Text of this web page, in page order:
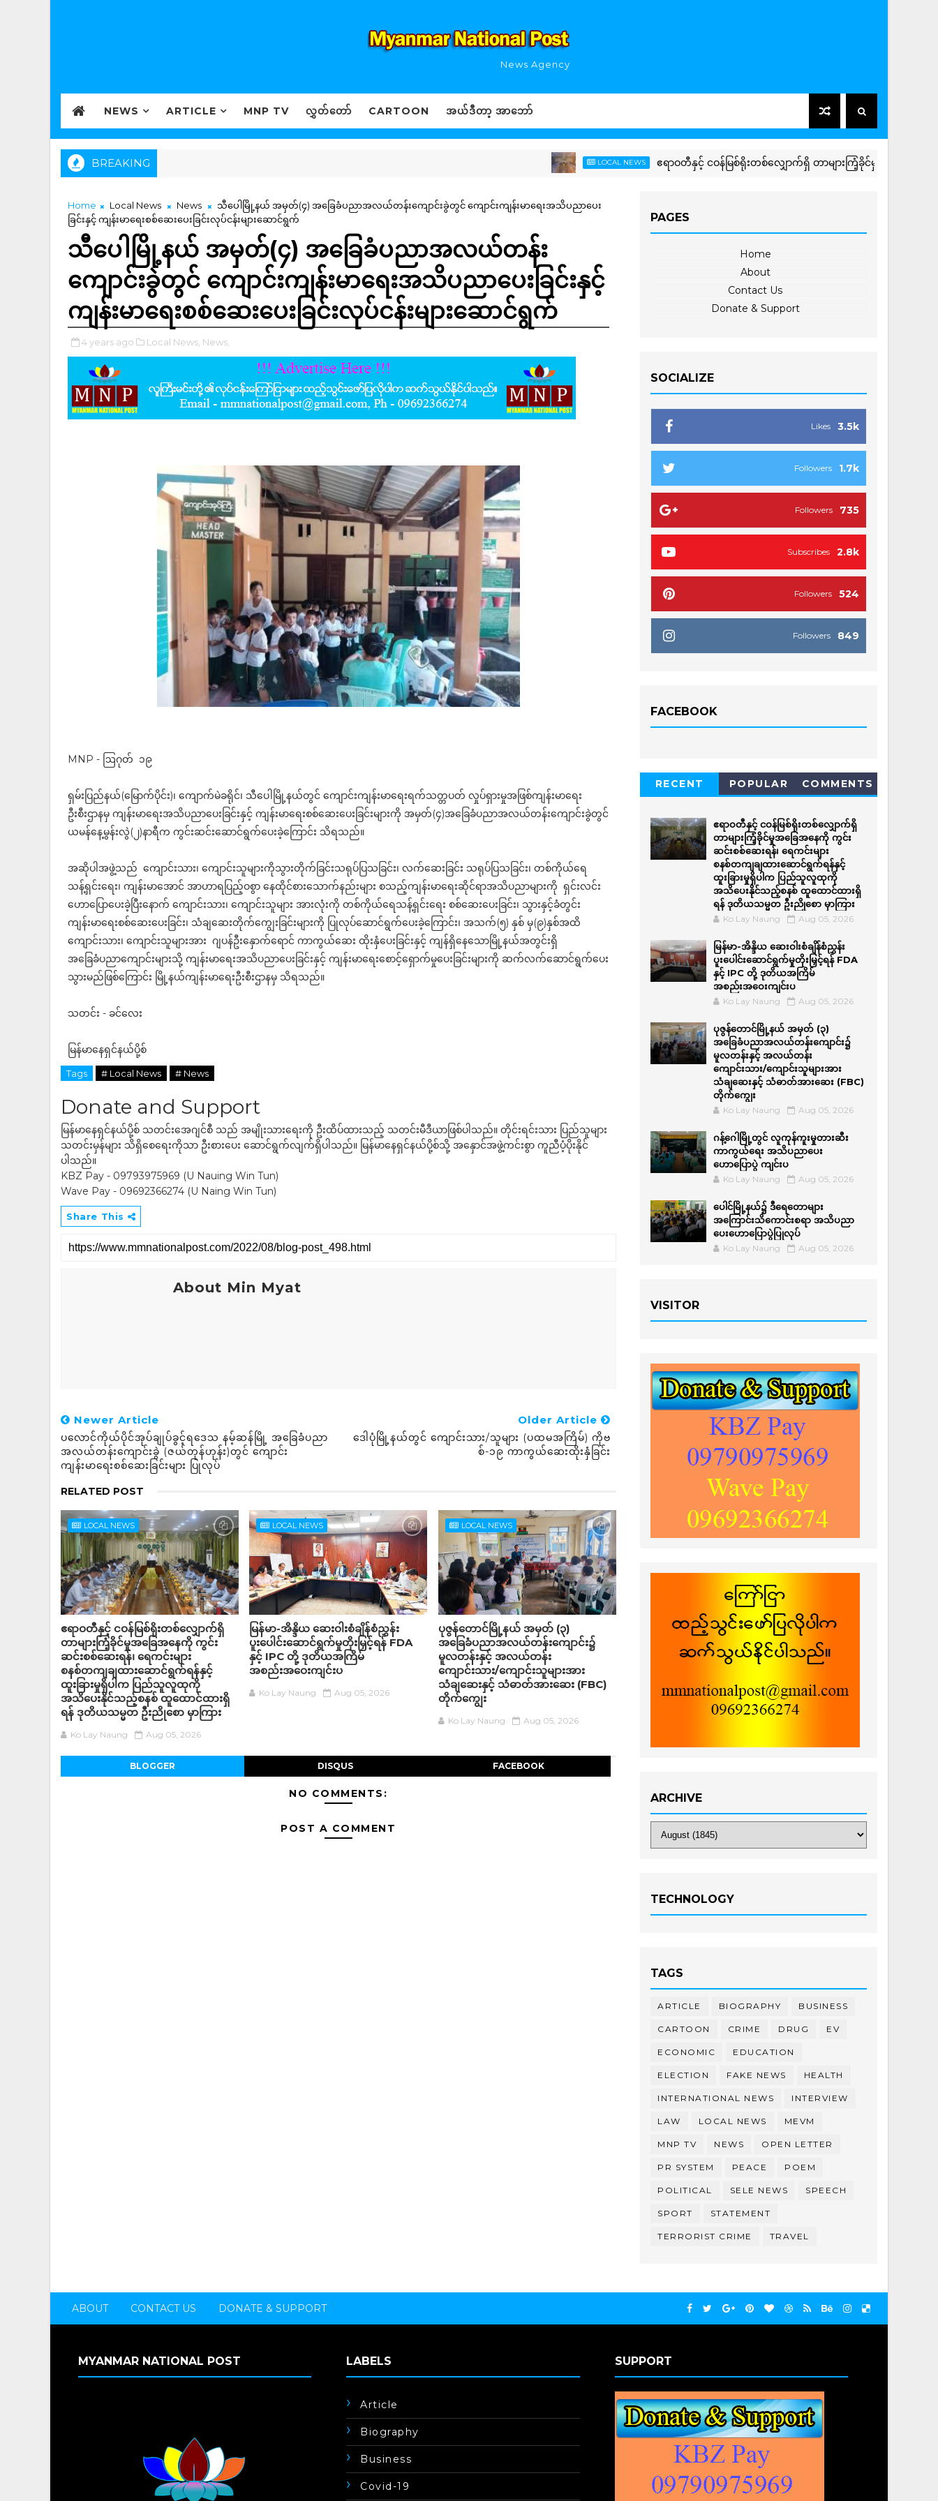
News Agency
NEWS ARTICLE MNP TV လွှတ်တော် CARTOON အယ်ဒီတာ့ အာဘော်
BREAKING LOCAL NEWS ဧရာဝတီနှင့် ငဝန်မြစ်ရိုးတစ်လျှောက်ရှိ တာများကြံ့ခိုင်မှုအခြေအနေကို ကွင်
Home Local News News
သီပေါမြို့နယ် အမှတ်(၄) အခြေခံပညာအလယ်တန်းကျောင်းခွဲတွင် ကျောင်းကျန်းမာရေးအသိပညာပေး
ခြင်းနှင့် ကျန်းမာရေးစစ်ဆေးပေးခြင်းလုပ်ငန်းများဆောင်ရွက်
သီပေါမြို့နယ် အမှတ်(၄) အခြေခံပညာအလယ်တန်း
ကျောင်းခွဲတွင် ကျောင်းကျန်းမာရေးအသိပညာပေးခြင်းနှင့်
ကျန်းမာရေးစစ်ဆေးပေးခြင်းလုပ်ငန်းများဆောင်ရွက်
4 years ago Local News, News,
MNP - ဩဂုတ် ၁၉
ရှမ်းပြည်နယ်(မြောက်ပိုင်း)၊ ကျောက်မဲခရိုင်၊ သီပေါမြို့နယ်တွင် ကျောင်းကျန်းမာရေးရက်သတ္တပတ် လှုပ်ရှားမှုအဖြစ်ကျန်းမာရေး
ဦးစီးဌာနမှ ကျန်းမာရေးအသိပညာပေးခြင်းနှင့် ကျန်းမာရေးစစ်ဆေးပေးခြင်းများကို အမှတ်(၄)အခြေခံပညာအလယ်တန်းကျောင်းခွဲတွင်
ယမန်နေ့မွန်းလွဲ(၂)နာရီက ကွင်းဆင်းဆောင်ရွက်ပေးခဲ့ကြောင်း သိရသည်။
အဆိုပါအဖွဲ့သည် ကျောင်းသား၊ ကျောင်းသူများကိုသွားတိုက်ခြင်းသရုပ်ပြသခြင်း၊ လက်ဆေးခြင်း သရုပ်ပြသခြင်း၊ တစ်ကိုယ်ရေ
သန့်ရှင်းရေး၊ ကျန်းမာအောင် အာဟာရပြည့်ဝစွာ နေထိုင်စားသောက်နည်းများ စသည့်ကျန်းမာရေးဆိုင်ရာအသိပညာများကို ရှင်းလင်း
ဟောပြောပေးခဲ့ပြီးနောက် ကျောင်းသား၊ ကျောင်းသူများ အားလုံးကို တစ်ကိုယ်ရေသန့်ရှင်းရေး စစ်ဆေးပေးခြင်း၊ သွားနှင့်ခံတွင်း
ကျန်းမာရေးစစ်ဆေးပေးခြင်း၊ သံချဆေးတိုက်ကျွေးခြင်းများကို ပြုလုပ်ဆောင်ရွက်ပေးခဲ့ကြောင်း၊ အသက်(၅) နှစ် မှ(၉)နှစ်အထိ
ကျောင်းသား၊ ကျောင်းသူများအား ဂျပန်ဦးနှောက်ရောင် ကာကွယ်ဆေး ထိုးနှံပေးခြင်းနှင့် ကျန်ရှိနေသောမြို့နယ်အတွင်းရှိ
အခြေခံပညာကျောင်းများသို့ ကျန်းမာရေးအသိပညာပေးခြင်းနှင့် ကျန်းမာရေးစောင့်ရှောက်မှုပေးခြင်းများကို ဆက်လက်ဆောင်ရွက်ပေး
သွားမည်‌ဖြစ်ကြောင်း မြို့နယ်ကျန်းမာရေးဦးစီးဌာနမှ သိရသည်။
သတင်း - ခင်လေး
မြန်မာနေရှင်နယ်ပို့စ်
Tags # Local News # News
Donate and Support
မြန်မာနေရှင်နယ်ပို့စ် သတင်းအေဂျင်စီ သည် အမျိုးသားရေးကို ဦးထိပ်ထားသည့် သတင်းမီဒီယာဖြစ်ပါသည်။ တိုင်းရင်းသား ပြည်သူများ
သတင်းမှန်များ သိရှိစေရေးကိုသာ ဦးစားပေး ဆောင်ရွက်လျက်ရှိပါသည်။ မြန်မာနေရှင်နယ်ပို့စ်သို့ အနှောင်အဖွဲ့ကင်းစွာ ကူညီပံ့ပိုးနိုင်
ပါသည်။
KBZ Pay - 09793975969 (U Nauing Win Tun)
Wave Pay - 09692366274 (U Naing Win Tun)
Share This
About Min Myat
Newer Article
ပလောင်ကိုယ်ပိုင်အုပ်ချုပ်ခွင့်ရဒေသ နမ့်ဆန်မြို့ အခြေခံပညာ
အလယ်တန်းကျောင်းခွဲ (ဇယ်တုန်ဟုန်း)တွင် ကျောင်း
ကျန်းမာရေးစစ်ဆေးခြင်းများ ပြုလုပ်
Older Article
ဒေါပုံမြို့နယ်တွင် ကျောင်းသား/သူများ (ပထမအကြိမ်) ကိုဗ
စ်-၁၉ ကာကွယ်ဆေးထိုးနှံ‌ခြင်း
RELATED POST
LOCAL NEWS
ဧရာဝတီနှင့် ငဝန်မြစ်ရိုးတစ်လျှောက်ရှိ
တာများကြံ့ခိုင်မှုအခြေအနေကို ကွင်း
ဆင်းစစ်ဆေးရန်၊ ရေကင်းများ
စနစ်တကျချထားဆောင်ရွက်ရန်နှင့်
ထူးခြားမှုရှိပါက ပြည်သူလူထုကို
အသိပေးနိုင်သည့်စနစ် ထူထောင်ထားရှိ
ရန် ဒုတိယသမ္မတ ဦးညိုစော မှာကြား
Ko Lay Naung Aug 05, 2026
LOCAL NEWS
မြန်မာ-အိန္ဒိယ ဆေးဝါးစံချိန်စံညွှန်း
ပူးပေါင်းဆောင်ရွက်မှုတိုးမြှင့်ရန် FDA
နှင့် IPC တို့ ဒုတိယအကြိမ်
အစည်းအဝေးကျင်းပ
Ko Lay Naung Aug 05, 2026
LOCAL NEWS
ပုဇွန်တောင်မြို့နယ် အမှတ် (၃)
အခြေခံပညာအလယ်တန်းကျောင်း၌
မူလတန်းနှင့် အလယ်တန်း
ကျောင်းသား/ကျောင်းသူများအား
သံချဆေးနှင့် သံဓာတ်အားဆေး (FBC)
တိုက်ကျွေး
Ko Lay Naung Aug 05, 2026
BLOGGER DISQUS FACEBOOK
NO COMMENTS:
POST A COMMENT
PAGES
Home
About
Contact Us
Donate & Support
SOCIALIZE
3.5k
Likes
1.7k
Followers
735
Followers
2.8k
Subscribes
524
Followers
849
Followers
FACEBOOK
RECENT POPULAR COMMENTS
ဧရာဝတီနှင့် ငဝန်မြစ်ရိုးတစ်လျှောက်ရှိ
တာများကြံ့ခိုင်မှုအခြေအနေကို ကွင်း
ဆင်းစစ်ဆေးရန်၊ ရေကင်းများ
စနစ်တကျချထားဆောင်ရွက်ရန်နှင့်
ထူးခြားမှုရှိပါက ပြည်သူလူထုကို
အသိပေးနိုင်သည့်စနစ် ထူထောင်ထားရှိ
ရန် ဒုတိယသမ္မတ ဦးညိုစော မှာကြား
Ko Lay Naung Aug 05, 2026
မြန်မာ-အိန္ဒိယ ဆေးဝါးစံချိန်စံညွှန်း
ပူးပေါင်းဆောင်ရွက်မှုတိုးမြှင့်ရန် FDA
နှင့် IPC တို့ ဒုတိယအကြိမ်
အစည်းအဝေးကျင်းပ
Ko Lay Naung Aug 05, 2026
ပုဇွန်တောင်မြို့နယ် အမှတ် (၃)
အခြေခံပညာအလယ်တန်းကျောင်း၌
မူလတန်းနှင့် အလယ်တန်း
ကျောင်းသား/ကျောင်းသူများအား
သံချဆေးနှင့် သံဓာတ်အားဆေး (FBC)
တိုက်ကျွေး
Ko Lay Naung Aug 05, 2026
ဂန့်ဂေါမြို့တွင် လူကုန်ကူးမှုတားဆီး
ကာကွယ်ရေး အသိပညာပေး
ဟောပြောပွဲ ကျင်းပ
Ko Lay Naung Aug 05, 2026
ပေါင်မြို့နယ်၌ ဒီရေတောများ
အကြောင်းသိကောင်းစရာ အသိပညာ
ပေးဟောပြောပွဲပြုလုပ်
Ko Lay Naung Aug 05, 2026
VISITOR
ARCHIVE
TECHNOLOGY
TAGS
ARTICLE BIOGRAPHY BUSINESS
CARTOON CRIME DRUG EV
ECONOMIC EDUCATION
ELECTION FAKE NEWS HEALTH
INTERNATIONAL NEWS INTERVIEW
LAW LOCAL NEWS MEVM
MNP TV NEWS OPEN LETTER
PR SYSTEM PEACE POEM
POLITICAL SELE NEWS SPEECH
SPORT STATEMENT
TERRORIST CRIME TRAVEL
ABOUT CONTACT US DONATE & SUPPORT
MYANMAR NATIONAL POST LABELS
Article
Biography
Business
Covid-19
SUPPORT